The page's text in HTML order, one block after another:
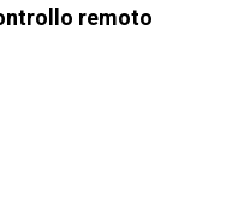
remoto